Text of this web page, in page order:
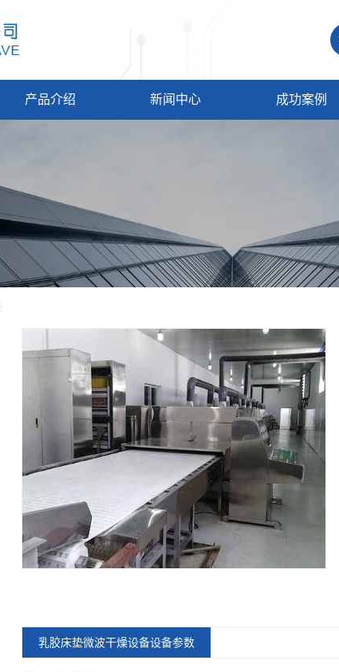
产品介绍 新闻中心 成功案例
乳胶床垫微波干燥设备设备参数